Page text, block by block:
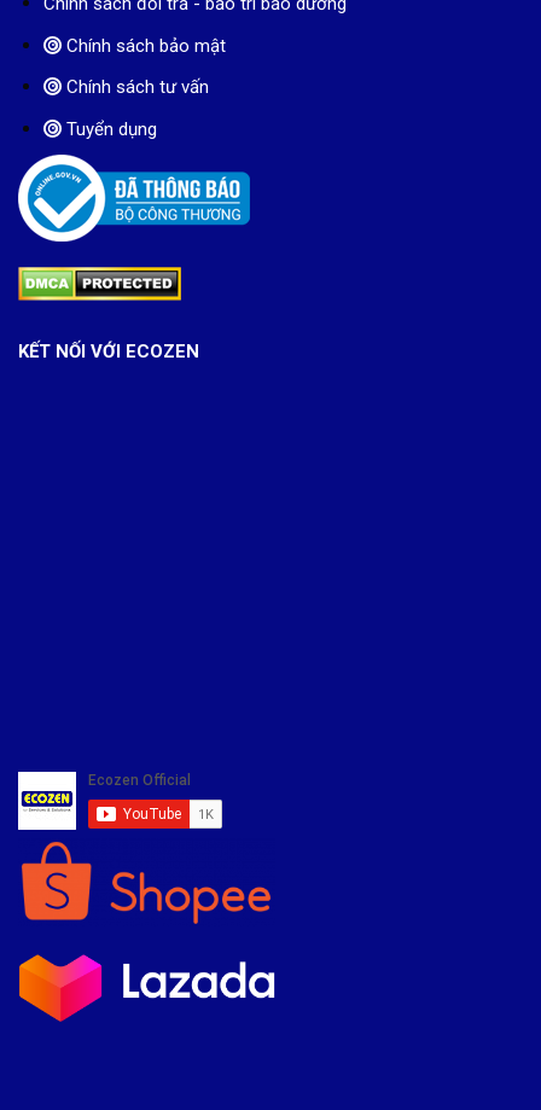
Chính sách bảo mật
Chính sách tư vấn
Tuyển dụng
KẾT NỐI VỚI ECOZEN